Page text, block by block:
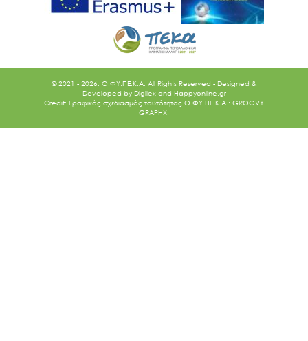
© 2021 - 2026. O.ΦΥ.ΠΕ.Κ.Α. All Rights Reserved - Designed &
Developed by Digilex and Happyonline.gr
Credit: Γραφικός σχεδιασμός ταυτότητας Ο.ΦΥ.ΠΕ.Κ.Α.: GROOVY
GRAPHX.